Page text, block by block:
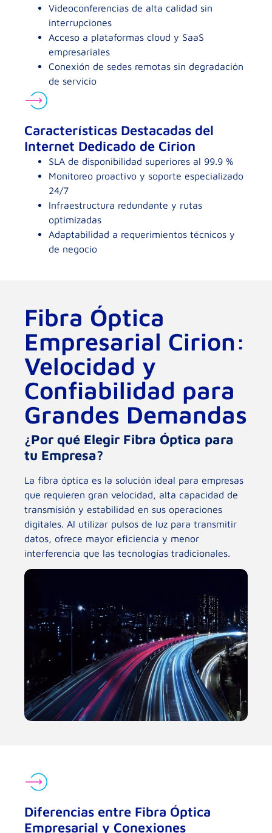
Videoconferencias de alta calidad sin
interrupciones
Acceso a plataformas cloud y SaaS
empresariales
Conexión de sedes remotas sin degradación
de servicio
Características Destacadas del
Internet Dedicado de Cirion
SLA de disponibilidad superiores al 99.9 %
Monitoreo proactivo y soporte especializado
24/7
Infraestructura redundante y rutas
optimizadas
Adaptabilidad a requerimientos técnicos y
de negocio
Fibra Óptica
Empresarial Cirion:
Velocidad y
Confiabilidad para
Grandes Demandas
¿Por qué Elegir Fibra Óptica para
tu Empresa?
La fibra óptica es la solución ideal para empresas
que requieren gran velocidad, alta capacidad de
transmisión y estabilidad en sus operaciones
digitales. Al utilizar pulsos de luz para transmitir
datos, ofrece mayor eficiencia y menor
interferencia que las tecnologías tradicionales.
Diferencias entre Fibra Óptica
Empresarial y Conexiones